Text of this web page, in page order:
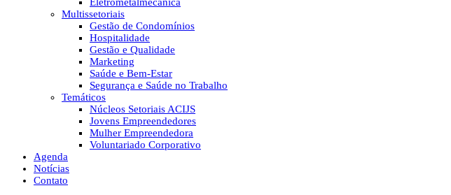
Multissetoriais
Gestão de Condomínios
Hospitalidade
Gestão e Qualidade
Marketing
Saúde e Bem-Estar
Segurança e Saúde no Trabalho
Temáticos
Núcleos Setoriais ACIJS
Jovens Empreendedores
Mulher Empreendedora
Voluntariado Corporativo
Agenda
Notícias
Contato